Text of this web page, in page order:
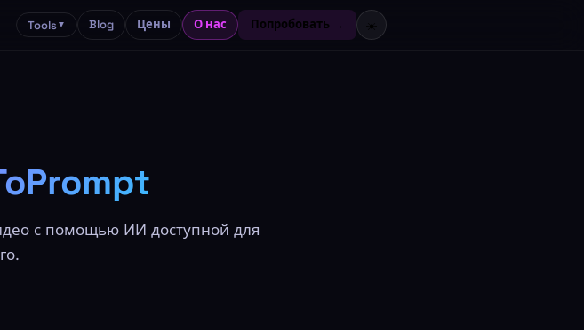
Tools▼ Blog Цены О нас Попробовать → ☀️
с помощью ИИ доступной для